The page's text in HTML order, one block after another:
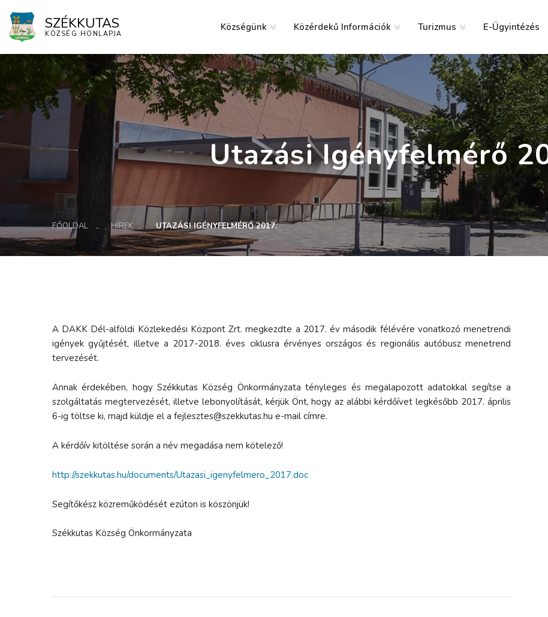
SZÉKKUTAS
KÖZSÉG HONLAPJA
Községünk Közérdekű Információk Turizmus E-Ügyintézés
Elérhetőség
Utazási Igényfelmérő
FŐOLDAL HÍREK UTAZÁSI IGÉNYFELMÉRŐ 2017.
A DAKK Dél-alföldi Közlekedési Központ Zrt. megkezdte a 2017. év második félévére vonatkozó menetrendi
igények gyűjtését, illetve a 2017-2018. éves ciklusra érvényes országos és regionális autóbusz menetrend
tervezését.
Annak érdekében, hogy Székkutas Község Önkormányzata tényleges és megalapozott adatokkal segítse a
szolgáltatás megtervezését, illetve lebonyolítását, kérjük Önt, hogy az alábbi kérdőívet legkésőbb 2017. április
6-ig töltse ki, majd küldje el a fejlesztes@szekkutas.hu e-mail címre.
A kérdőív kitöltése során a név megadása nem kötelező!
http://szekkutas.hu/documents/Utazasi_igenyfelmero_2017.doc
Segítőkész közreműködését ezúton is köszönjük!
Székkutas Község Önkormányzata